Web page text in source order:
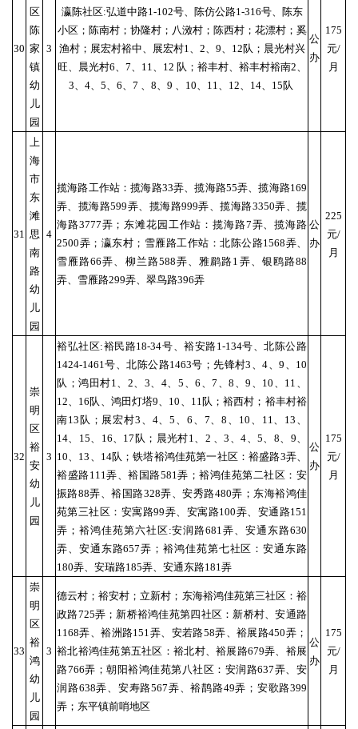
30
区
陈
家
镇
幼
儿
园
3
瀛陈社区:弘道中路1-102号、陈仿公路1-316号、陈东
小区；陈南村；协隆村；八滧村；陈西村；花漂村；奚
渔村；展宏村裕中、展宏村1、2、9、12队；晨光村兴
旺、晨光村6、7、11、12 队；裕丰村、裕丰村裕南2、
3、4、5、6、7 、8、9 、10、11、12、14、15队
公
办
175
元/
月
31
上
海
市
东
滩
思
南
路
幼
儿
园
4
揽海路工作站：揽海路33弄、揽海路55弄、揽海路169
弄、揽海路599弄、揽海路999弄、揽海路3350弄、揽
海路3777弄；东滩花园工作站：揽海路7弄、揽海路
2500弄；瀛东村；雪雁路工作站：北陈公路1568弄、
雪雁路66弄、柳兰路588弄、雅鹛路1弄、银鸥路88
弄、雪雁路299弄、翠鸟路396弄
公
办
225
元/
月
32
崇
明
区
裕
安
幼
儿
园
3
裕弘社区:裕民路18-34号、裕安路1-134号、北陈公路
1424-1461号、北陈公路1463号；先锋村3、4、9、10
队；鸿田村1、2、3、4、5、6、7、8、9、10、11、
12、16队、鸿田灯塔9、10、11队；裕西村；裕丰村裕
南13队；展宏村3、4、5、6、7、8、10、11、13、
14、15、16、17队；晨光村1、2 、3、4、5、8、9、
10、13、14队；铁塔裕鸿佳苑第一社区：裕盛路3弄、
裕盛路111弄、裕国路581弄；裕鸿佳苑第二社区：安
振路88弄、裕国路328弄、安秀路480弄；东海裕鸿佳
苑第三社区：安寓路99弄、安寓路100弄、安通路151
弄；裕鸿佳苑第六社区:安润路681弄、安通东路630
弄、安通东路657弄；裕鸿佳苑第七社区：安通东路
180弄、安瑞路185弄、安通东路181弄
公
办
175
元/
月
33
崇
明
区
裕
鸿
幼
儿
园
3
德云村；裕安村；立新村；东海裕鸿佳苑第三社区：裕
政路725弄；新桥裕鸿佳苑第四社区：新桥村、安通路
1168弄、裕洲路151弄、安若路58弄、裕展路450弄；
裕北裕鸿佳苑第五社区：裕北村、裕展路679弄、裕展
路766弄；朝阳裕鸿佳苑第八社区：安润路637弄、安
润路638弄、安寿路567弄、裕鹊路49弄；安歌路399
弄；东平镇前哨地区
公
办
175
元/
月